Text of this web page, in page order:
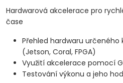
Hardwarová akcelerace pro
čase
Přehled hardwaru
(Jetson, Coral, FPGA)
Využití akcelerace pomocí
Testování výkonu a jeho